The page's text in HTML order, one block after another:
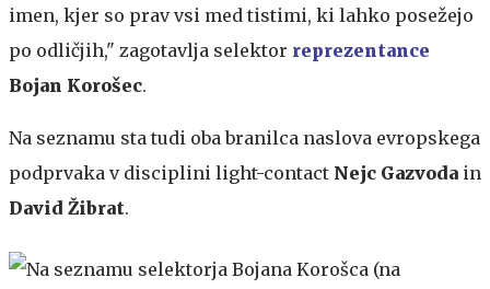
imen, kjer so prav vsi med tistimi, ki lahko posežejo
po odličjih," zagotavlja selektor reprezentance
Bojan Korošec.
Na seznamu sta tudi oba branilca naslova evropskega
podprvaka v disciplini light-contact Nejc Gazvoda in
David Žibrat.